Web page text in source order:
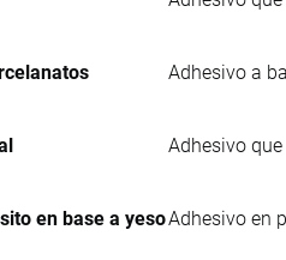
Adhesivo a
Adhesivo
en base a yesoAdhesivo en